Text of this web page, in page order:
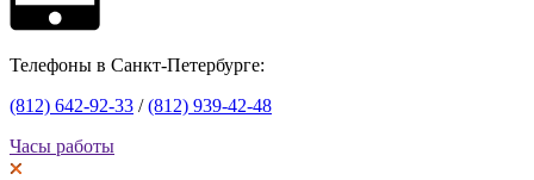
Телефоны в Санкт-Петербурге:
(812) 642-92-33 /(812) 939-42-48
Часы работы